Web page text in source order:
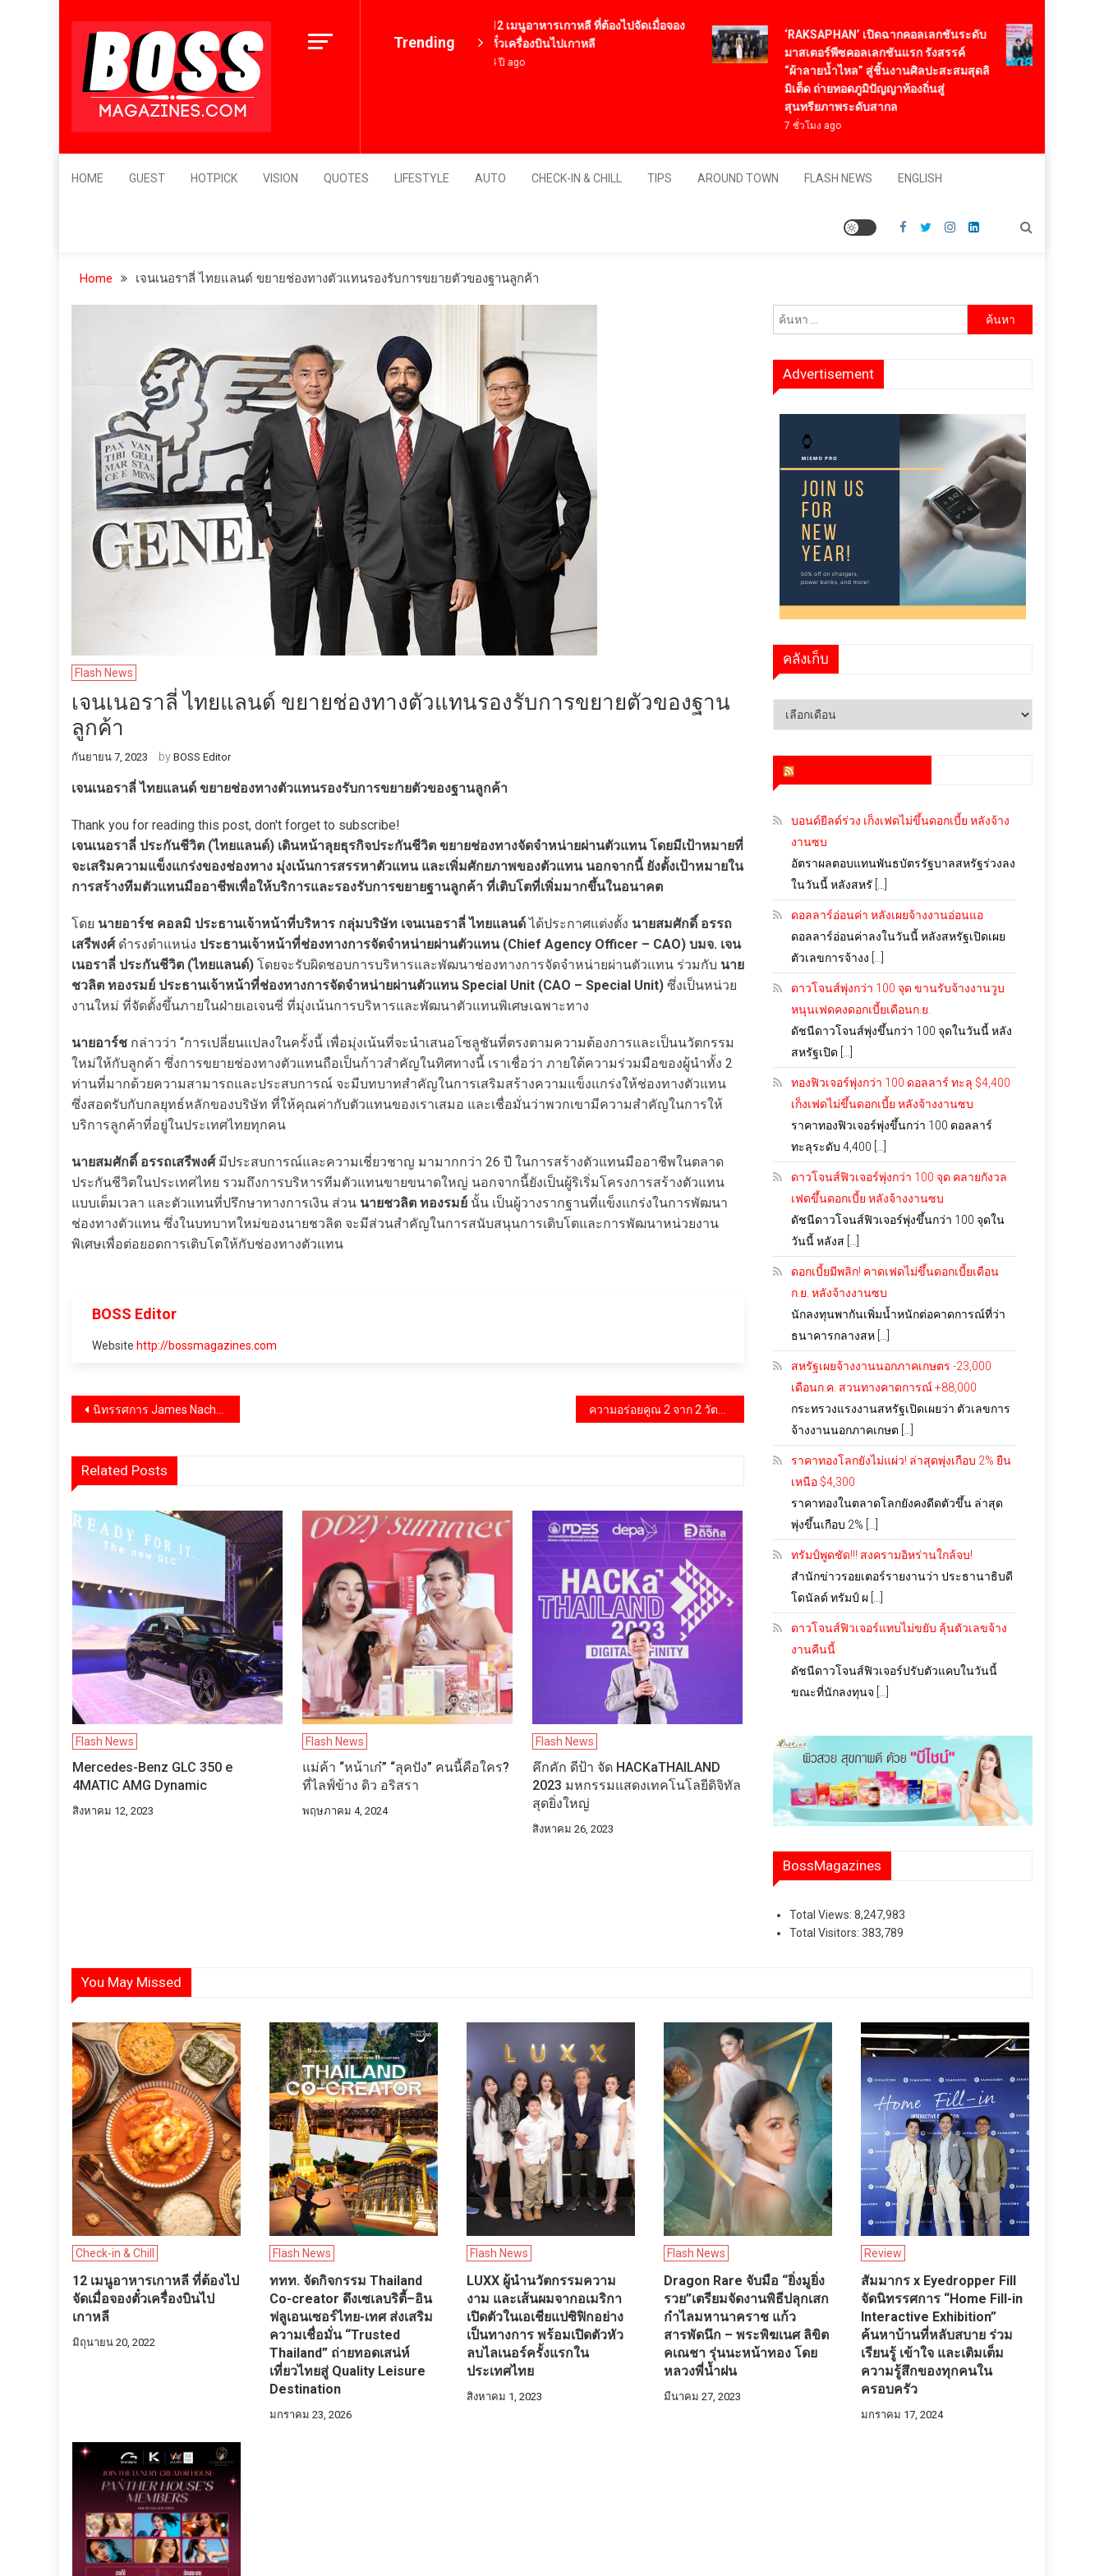
content
BossMagazinesThailand
Leader's Vision
Trending
12 เมนูอาหารเกาหลี ที่ต้องไปจัดเมื่อจอง
ตั๋วเครื่องบินไปเกาหลี
4 ปี ago
‘RAKSAPHAN’ เปิดฉากคอลเลกชันระดับ
มาสเตอร์พีซคอลเลกชันแรก รังสรรค์
“ผ้าลายน้ำไหล” สู่ชิ้นงานศิลปะสะสมสุดลิ
มิเต็ด ถ่ายทอดภูมิปัญญาท้องถิ่นสู่
สุนทรียภาพระดับสากล
7 ชั่วโมง ago
HOME GUEST HOTPICK VISION QUOTES LIFESTYLE AUTO CHECK-IN & CHILL TIPS AROUND TOWN FLASH NEWS ENGLISH
Home เจนเนอราลี่ ไทยแลนด์ ขยายช่องทางตัวแทนรองรับการขยายตัวของฐานลูกค้า
Flash News
เจนเนอราลี่ ไทยแลนด์ ขยายช่องทางตัวแทนรองรับการขยายตัวของฐาน
ลูกค้า
กันยายน 7, 2023 by BOSS Editor
เจนเนอราลี่ ไทยแลนด์ ขยายช่องทางตัวแทนรองรับการขยายตัวของฐานลูกค้า
Thank you for reading this post, don't forget to subscribe!
เจนเนอราลี่ ประกันชีวิต (ไทยแลนด์) เดินหน้าลุยธุรกิจประกันชีวิต ขยายช่องทางจัดจำหน่ายผ่านตัวแทน โดยมีเป้าหมายที่
จะเสริมความแข็งแกร่งของช่องทาง มุ่งเน้นการสรรหาตัวแทน และเพิ่มศักยภาพของตัวแทน นอกจากนี้ ยังตั้งเป้าหมายใน
การสร้างทีมตัวแทนมืออาชีพเพื่อให้บริการและรองรับการขยายฐานลูกค้า ที่เติบโตที่เพิ่มมากขึ้นในอนาคต
โดย นายอาร์ช คอลมิ ประธานเจ้าหน้าที่บริหาร กลุ่มบริษัท เจนเนอราลี่ ไทยแลนด์ได้ประกาศแต่งตั้ง นายสมศักดิ์ อรรถ
เสรีพงศ์ดำรงตำแหน่ง ประธานเจ้าหน้าที่ช่องทางการจัดจำหน่ายผ่านตัวแทน (Chief Agency Officer – CAO) บมจ. เจน
เนอราลี่ ประกันชีวิต (ไทยแลนด์) โดยจะรับผิดชอบการบริหารและพัฒนาช่องทางการจัดจำหน่ายผ่านตัวแทน ร่วมกับ นาย
ชวลิต ทองรมย์ ประธานเจ้าหน้าที่ช่องทางการจัดจำหน่ายผ่านตัวแทน Special Unit (CAO – Special Unit) ซึ่งเป็นหน่วย
งานใหม่ ที่จัดตั้งขึ้นภายในฝ่ายเอเจนซี่ ที่มุ่งเน้นการบริหารและพัฒนาตัวแทนพิเศษเฉพาะทาง
นายอาร์ช กล่าวว่า “การเปลี่ยนแปลงในครั้งนี้ เพื่อมุ่งเน้นที่จะนำเสนอโซลูชันที่ตรงตามความต้องการและเป็นนวัตกรรม
ใหม่ให้กับลูกค้า ซึ่งการขยายช่องทางตัวแทนถือเป็นก้าวสำคัญในทิศทางนี้ เราเชื่อว่า ภายใต้ความร่วมมือของผู้นำทั้ง 2
ท่านที่มากด้วยความสามารถและประสบการณ์ จะมีบทบาทสำคัญในการเสริมสร้างความแข็งแกร่งให้ช่องทางตัวแทน
ซึ่งสอดรับกับกลยุทธ์หลักของบริษัท ที่ให้คุณค่ากับตัวแทนของเราเสมอ และเชื่อมั่นว่าพวกเขามีความสำคัญในการให้
บริการลูกค้าที่อยู่ในประเทศไทยทุกคน
นายสมศักดิ์ อรรถเสรีพงศ์มีประสบการณ์และความเชี่ยวชาญ มามากกว่า 26 ปี ในการสร้างตัวแทนมืออาชีพในตลาด
ประกันชีวิตในประเทศไทย รวมถึงการบริหารทีมตัวแทนขายขนาดใหญ่ นอกจากนี้ยังเป็นผู้ริเริ่มโครงการสร้างตัวแทน
แบบเต็มเวลา และตัวแทนที่ปรึกษาทางการเงิน ส่วน นายชวลิต ทองรมย์ นั้น เป็นผู้วางรากฐานที่แข็งแกร่งในการพัฒนา
ช่องทางตัวแทน ซึ่งในบทบาทใหม่ของนายชวลิต จะมีส่วนสำคัญในการสนับสนุนการเติบโตและการพัฒนาหน่วยงาน
พิเศษเพื่อต่อยอดการเติบโตให้กับช่องทางตัวแทน
BOSS Editor
Website http://bossmagazines.com
แนะแนว
นิทรรศการ James Nachtwey: Memoria ช่างภาพสงครามระดับโลก ครั้งแรกในเอเชียแปซิฟิกพร้อมเผยภาพชีวิตในสงครามยูเครนสู่สายตาสาธารณชนเป็นครั้งแรกของโลก
Related Posts
Flash News
Mercedes-Benz GLC 350 e
4MATIC AMG Dynamic
สิงหาคม 12, 2023
Flash News
แม่ค้า “หน้าเก๋” “ลุคปัง” คนนี้คือใคร?
ที่ไลฟ์ข้าง ดิว อริสรา
พฤษภาคม 4, 2024
Flash News
คึกคัก ดีป้า จัด HACKaTHAILAND
2023 มหกรรมแสดงเทคโนโลยีดิจิทัล
สุดยิ่งใหญ่
สิงหาคม 26, 2023
ค้นหา
Advertisement
คลังเก็บ
คลัง
บอนด์ยีลด์ร่วง เก็งเฟดไม่ขึ้นดอกเบี้ย หลังจ้าง
งานซบ
อัตราผลตอบแทนพันธบัตรรัฐบาลสหรัฐร่วงลง
ในวันนี้ หลังสหรั […]
ดอลลาร์อ่อนค่า หลังเผยจ้างงานอ่อนแอ
ดอลลาร์อ่อนค่าลงในวันนี้ หลังสหรัฐเปิดเผย
ตัวเลขการจ้างง […]
ดาวโจนส์พุ่งกว่า 100 จุด ขานรับจ้างงานวูบ
หนุนเฟดคงดอกเบี้ยเดือนก.ย.
ดัชนีดาวโจนส์พุ่งขึ้นกว่า 100 จุดในวันนี้ หลัง
สหรัฐเปิด […]
ทองฟิวเจอร์พุ่งกว่า 100 ดอลลาร์ ทะลุ $4,400
เก็งเฟดไม่ขึ้นดอกเบี้ย หลังจ้างงานซบ
ราคาทองฟิวเจอร์พุ่งขึ้นกว่า 100 ดอลลาร์
ทะลุระดับ 4,400 […]
ดาวโจนส์ฟิวเจอร์พุ่งกว่า 100 จุด คลายกังวล
เฟดขึ้นดอกเบี้ย หลังจ้างงานซบ
ดัชนีดาวโจนส์ฟิวเจอร์พุ่งขึ้นกว่า 100 จุดใน
วันนี้ หลังส […]
ดอกเบี้ยมีพลิก! คาดเฟดไม่ขึ้นดอกเบี้ยเดือน
ก.ย. หลังจ้างงานซบ
นักลงทุนพากันเพิ่มน้ำหนักต่อคาดการณ์ที่ว่า
ธนาคารกลางสห […]
สหรัฐเผยจ้างงานนอกภาคเกษตร -23,000
เดือนก.ค. สวนทางคาดการณ์ +88,000
กระทรวงแรงงานสหรัฐเปิดเผยว่า ตัวเลขการ
จ้างงานนอกภาคเกษต […]
ราคาทองโลกยังไม่แผ่ว! ล่าสุดพุ่งเกือบ 2% ยืน
เหนือ $4,300
ราคาทองในตลาดโลกยังคงดีดตัวขึ้น ล่าสุด
พุ่งขึ้นเกือบ 2% […]
ทรัมป์พูดชัด!!! สงครามอิหร่านใกล้จบ!
สำนักข่าวรอยเตอร์รายงานว่า ประธานาธิบดี
โดนัลด์ ทรัมป์ ผ […]
ดาวโจนส์ฟิวเจอร์แทบไม่ขยับ ลุ้นตัวเลขจ้าง
งานคืนนี้
ดัชนีดาวโจนส์ฟิวเจอร์ปรับตัวแคบในวันนี้
ขณะที่นักลงทุนจ […]
BossMagazines
Total Views:8,247,983
Total Visitors:383,789
You May Missed
Check-in & Chill
12 เมนูอาหารเกาหลี ที่ต้องไป
จัดเมื่อจองตั๋วเครื่องบินไป
เกาหลี
มิถุนายน 20, 2022
Flash News
ททท. จัดกิจกรรม Thailand
Co-creator ดึงเซเลบริตี้–อิน
ฟลูเอนเซอร์ไทย-เทศ ส่งเสริม
ความเชื่อมั่น “Trusted
Thailand” ถ่ายทอดเสน่ห์
เที่ยวไทยสู่ Quality Leisure
Destination
มกราคม 23, 2026
Flash News
LUXX ผู้นำนวัตกรรมความ
งาม และเส้นผมจากอเมริกา
เปิดตัวในเอเชียแปซิฟิกอย่าง
เป็นทางการ พร้อมเปิดตัวหัว
ลบไลเนอร์ครั้งแรกใน
ประเทศไทย
สิงหาคม 1, 2023
Flash News
Dragon Rare จับมือ “ยิ่งมูยิ่ง
รวย”เตรียมจัดงานพิธีปลุกเสก
กำไลมหานาคราช แก้ว
สารพัดนึก – พระพิฆเนศ ลิขิต
คเณชา รุ่นนะหน้าทอง โดย
หลวงพี่น้ำฝน
มีนาคม 27, 2023
Review
สัมมากร x Eyedropper Fill
จัดนิทรรศการ “Home Fill-in
Interactive Exhibition”
ค้นหาบ้านที่หลับสบาย ร่วม
เรียนรู้ เข้าใจ และเติมเต็ม
ความรู้สึกของทุกคนใน
ครอบครัว
มกราคม 17, 2024